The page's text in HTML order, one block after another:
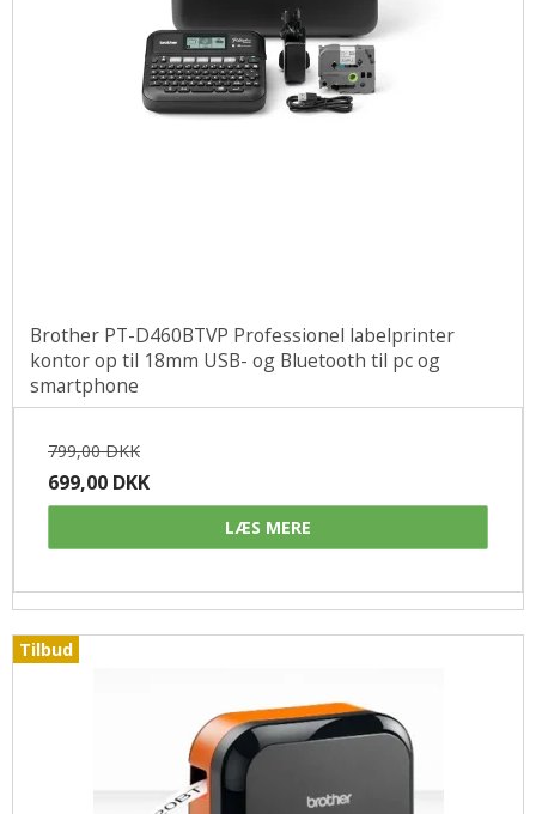
Brother PT-D460BTVP Professionel labelprinter
kontor op til 18mm USB- og Bluetooth til pc og
smartphone
799,00 DKK
699,00 DKK
LÆS MERE
Tilbud